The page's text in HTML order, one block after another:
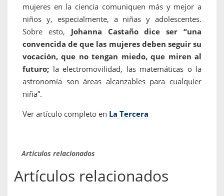
mujeres en la ciencia comuniquen más y mejor a
niños y, especialmente, a niñas y adolescentes.
Sobre esto, Johanna Castaño dice ser “una
convencida de que las mujeres deben seguir su
vocación, que no tengan miedo, que miren al
futuro; la electromovilidad, las matemáticas o la
astronomía son áreas alcanzables para cualquier
niña”.
Ver artículo completo en La Tercera
Artículos relacionados
Artículos relacionados